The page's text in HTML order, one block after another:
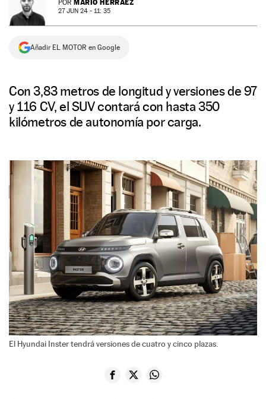
NEWSLETTER
SÍGUENOS
POR MARIO HERRÁEZ
27 JUN 24 - 11: 35
Añadir EL MOTOR en Google
Con 3,83 metros de longitud y versiones de 97
y 116 CV, el SUV contará con hasta 350
kilómetros de autonomía por carga.
El Hyundai Inster tendrá versiones de cuatro y cinco plazas.